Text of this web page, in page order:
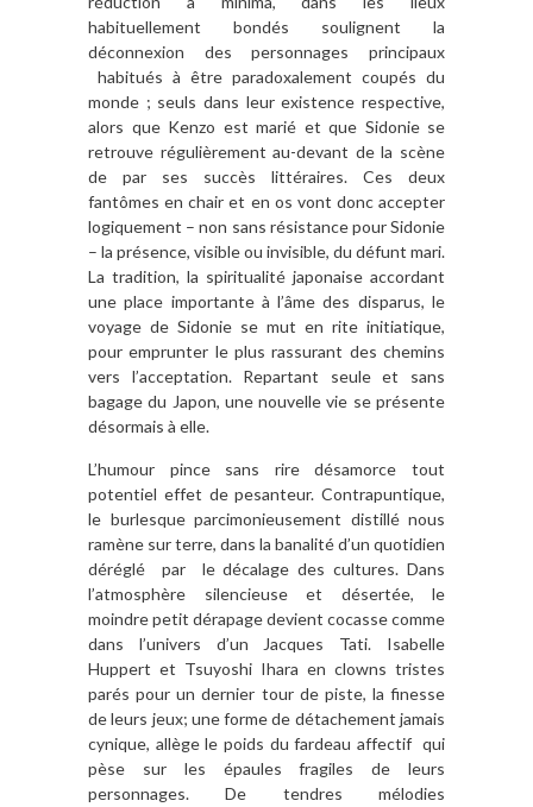
habituellement bondés soulignent la
déconnexion des personnages principaux
habitués à être paradoxalement coupés du
monde ; seuls dans leur existence respective,
alors que Kenzo est marié et que Sidonie se
retrouve régulièrement au-devant de la scène
de par ses succès littéraires. Ces deux
fantômes en chair et en os vont donc accepter
logiquement – non sans résistance pour Sidonie
– la présence, visible ou invisible, du défunt mari.
La tradition, la spiritualité japonaise accordant
une place importante à l’âme des disparus, le
voyage de Sidonie se mut en rite initiatique,
pour emprunter le plus rassurant des chemins
vers l’acceptation. Repartant seule et sans
bagage du Japon, une nouvelle vie se présente
désormais à elle.
L’humour pince sans rire désamorce tout
potentiel effet de pesanteur. Contrapuntique,
le burlesque parcimonieusement distillé nous
ramène sur terre, dans la banalité d’un quotidien
déréglé par le décalage des cultures. Dans
l’atmosphère silencieuse et désertée, le
moindre petit dérapage devient cocasse comme
dans l’univers d’un Jacques Tati. Isabelle
Huppert et Tsuyoshi Ihara en clowns tristes
parés pour un dernier tour de piste, la finesse
de leurs jeux; une forme de détachement jamais
cynique, allège le poids du fardeau affectif qui
pèse sur les épaules fragiles de leurs
personnages. De tendres mélodies